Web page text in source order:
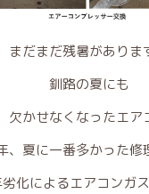
まだまだ残暑がありま
釧路の夏にも
欠かせなくなったエア
、夏に一番多かった修
化によるエアコンガス